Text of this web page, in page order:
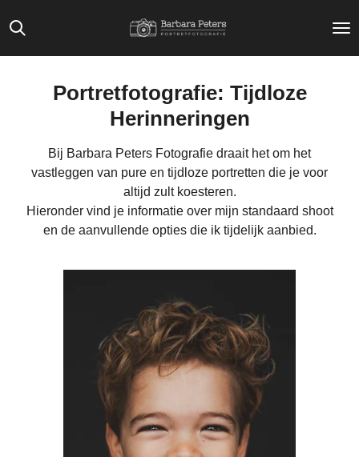
direct
naar
hoofdinhoudPortretfotografie: Tijdloze
Herinneringen
Bij Barbara Peters Fotografie draait het om het
vastleggen van pure en tijdloze portretten die je voor
altijd zult koesteren.
Hieronder vind je informatie over mijn standaard shoot
en de aanvullende opties die ik tijdelijk aanbied.